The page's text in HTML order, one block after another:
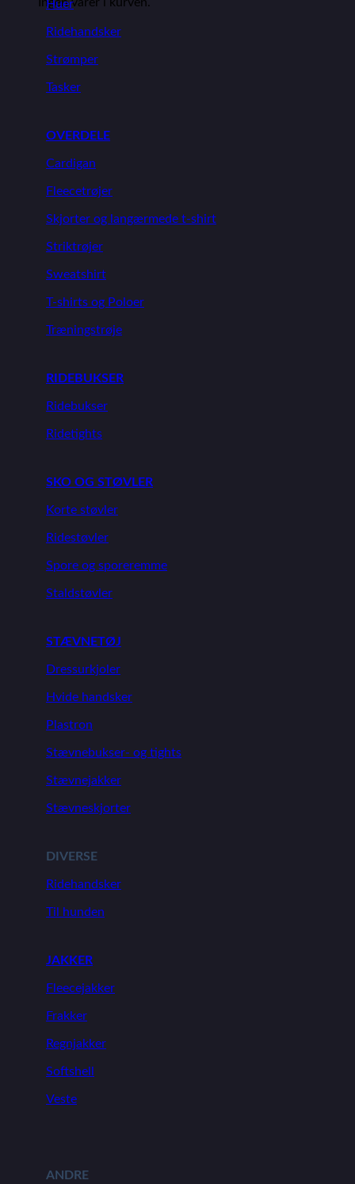
Huer
Ridehandsker
Strømper
Tasker
OVERDELE
Cardigan
Fleecetrøjer
Skjorter og langærmede t-shirt
Striktrøjer
Sweatshirt
T-shirts og Poloer
Træningstrøje
RIDEBUKSER
Ridebukser
Ridetights
SKO OG STØVLER
Korte støvler
Ridestøvler
Spore og sporeremme
Staldstøvler
STÆVNETØJ
Dressurkjoler
Hvide handsker
Plastron
Stævnebukser- og tights
Stævnejakker
Stævneskjorter
DIVERSE
Ridehandsker
Til hunden
JAKKER
Fleecejakker
Frakker
Regnjakker
Softshell
Veste
ANDRE